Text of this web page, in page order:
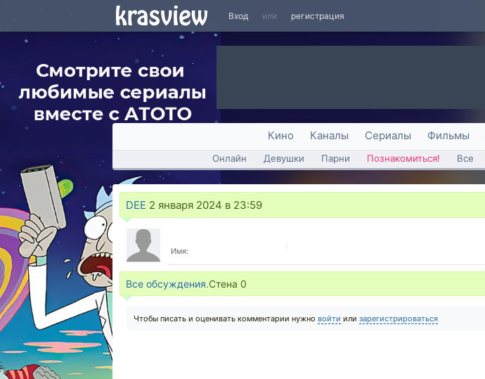
Вход или регистрация
Кино Каналы Сериалы Фильмы
Онлайн Девушки Парни Познакомиться! Все
DEE 2 января 2024 в 23:59
Имя:
Все обсуждения.Стена 0
Чтобы писать и оценивать комментарии нужно войти или зарегистрироваться